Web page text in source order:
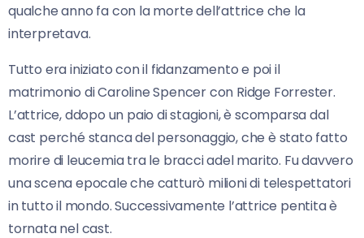
qualche anno fa con la morte dell’attrice che la
interpretava.
Tutto era iniziato con il fidanzamento e poi il
matrimonio di Caroline Spencer con Ridge Forrester.
L’attrice, ddopo un paio di stagioni, è scomparsa dal
cast perché stanca del personaggio, che è stato fatto
morire di leucemia tra le bracci adel marito. Fu davvero
una scena epocale che catturò milioni di telespettatori
in tutto il mondo. Successivamente l’attrice pentita è
tornata nel cast.